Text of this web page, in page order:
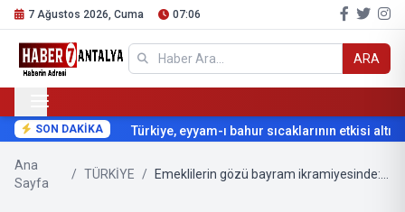
7 Ağustos 2026, Cuma 07:06
ARA
SON DAKİKA Türkiye, eyyam-ı bahur sıcaklarının etkisi
Ana
Sayfa
/ TÜRKİYE /